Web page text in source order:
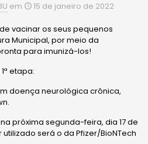
em 15 de janeiro de 2022
vacinar os seus pequenos
Municipal, por meio da
para imunizá-los!
etapa:
doença neurológica crônica,
próxima segunda-feira, dia 17 de
será o da Pfizer/BioNTech